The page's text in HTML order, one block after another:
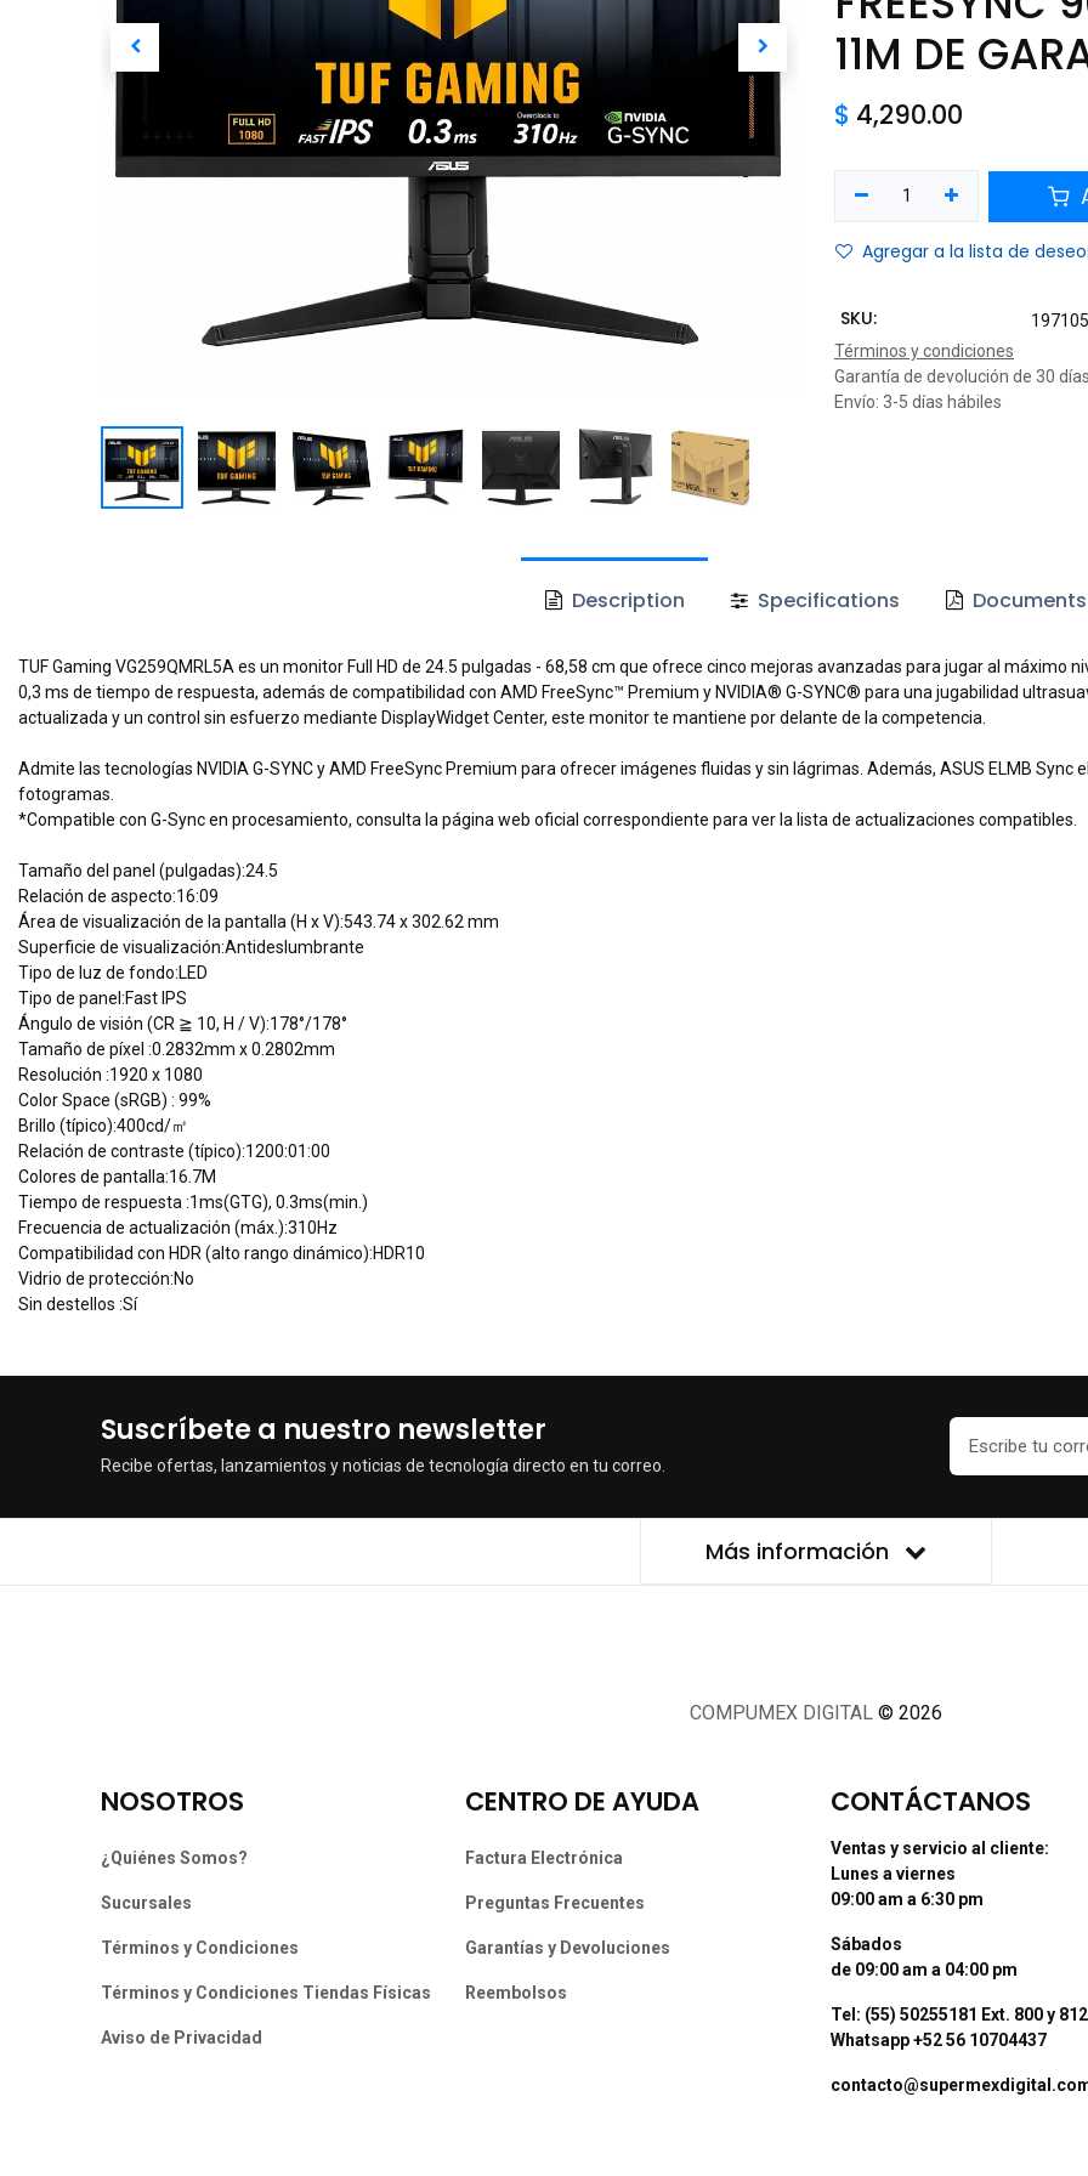
11M DE
$ 4,290.00
Agregar a la lista de
SKU:
Términos y condiciones
Garantía de devolución de 30 días
Envío: 3-5 días hábiles
Description Specifications Documents
TUF Gaming VG259QMRL5A es un monitor Full HD de 24.5 pulgadas - 68,58 cm que ofrece cinco mejoras avanzadas para jugar al máximo
0,3 ms de tiempo de respuesta, además de compatibilidad con AMD FreeSync™ Premium y NVIDIA® G-SYNC® para una jugabilidad
actualizada y un control sin esfuerzo mediante DisplayWidget Center, este monitor te mantiene por delante de la competencia.
Admite las tecnologías NVIDIA G-SYNC y AMD FreeSync Premium para ofrecer imágenes fluidas y sin lágrimas. Además, ASUS ELMB
fotogramas.
*Compatible con G-Sync en procesamiento, consulta la página web oficial correspondiente para ver la lista de actualizaciones compatibles.
Tamaño del panel (pulgadas):24.5
Relación de aspecto:16:09
Área de visualización de la pantalla (H x V):543.74 x 302.62 mm
Superficie de visualización:Antideslumbrante
Tipo de luz de fondo:LED
Tipo de panel:Fast IPS
Ángulo de visión (CR ≧ 10, H / V):178°/178°
Tamaño de píxel :0.2832mm x 0.2802mm
Resolución :1920 x 1080
Color Space (sRGB) : 99%
Brillo (típico):400cd/㎡
Relación de contraste (típico):1200:01:00
Colores de pantalla:16.7M
Tiempo de respuesta :1ms(GTG), 0.3ms(min.)
Frecuencia de actualización (máx.):310Hz
Compatibilidad con HDR (alto rango dinámico):HDR10
Vidrio de protección:No
Sin destellos :Sí
Suscríbete a nuestro newsletter
Recibe ofertas, lanzamientos y noticias de tecnología directo en tu correo.
Más información
COMPUMEX DIGITAL © 2026
NOSOTROS
¿Quiénes Somos?
Sucursales
Términos y Condiciones
Términos y Condiciones Tiendas Físicas
Aviso de Privacidad
CENTRO DE AYUDA
Factura Electrónica
Preguntas Frecuentes
Garantías y Devoluciones
Reembolsos
CONTÁCTANOS
Ventas y servicio al cliente:
Lunes a viernes
09:00 am a 6:30 pm
Sábados
de 09:00 am a 04:00 pm
Tel: (55) 50255181 Ext. 800 y 812
Whatsapp +52 56 10704437